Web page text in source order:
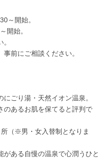
～開始。
開始。
事前にご相談ください。
ごり湯・天然イオン温泉。
のあるお肌を保てると評判で
（※男・女入替制となりま
ある自慢の温泉で心潤うひと